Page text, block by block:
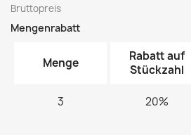
Bruttopreis
Mengenrabatt
Menge
Rabatt auf
Stückzahl
3 20%